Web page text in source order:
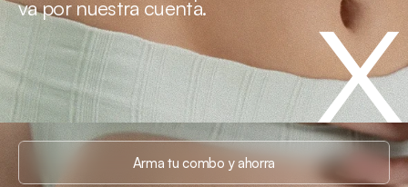
va por nuestra cuenta. x
Arma tu combo y ahorra